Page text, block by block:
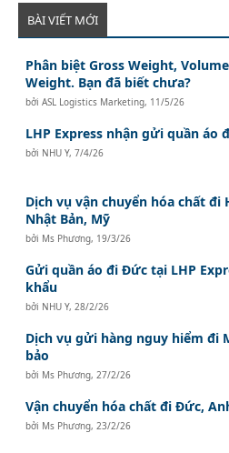
BÀI VIẾT MỚI
Phân biệt Gross Weight,
Weight. Bạn đã biết chưa?
bởiASL Logistics Marketing, 11/5/26
LHP Express nhận gửi quần áo
bởi NHU Y,7/4/26
Dịch vụ vận chuyển hóa chất đi
Nhật Bản, Mỹ
bởi Ms Phương, 19/3/26
Gửi quần áo đi Đức tại LHP
khẩu
bởi NHU Y, 28/2/26
Dịch vụ gửi hàng nguy hiểm đi
bảo
bởi Ms Phương, 27/2/26
Vận chuyển hóa chất đi Đức,
bởi Ms Phương, 23/2/26